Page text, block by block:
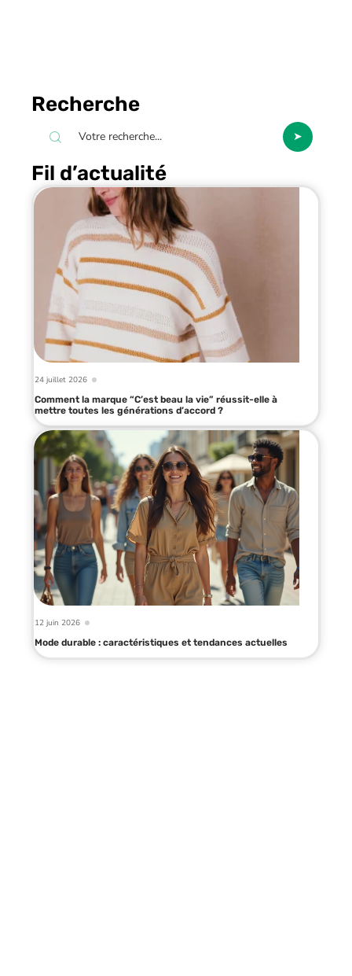
Recherche
Fil d’actualité
24 juillet 2026
Comment la marque “C’est beau la vie” réussit-elle à
mettre toutes les générations d’accord ?
12 juin 2026
Mode durable : caractéristiques et tendances actuelles